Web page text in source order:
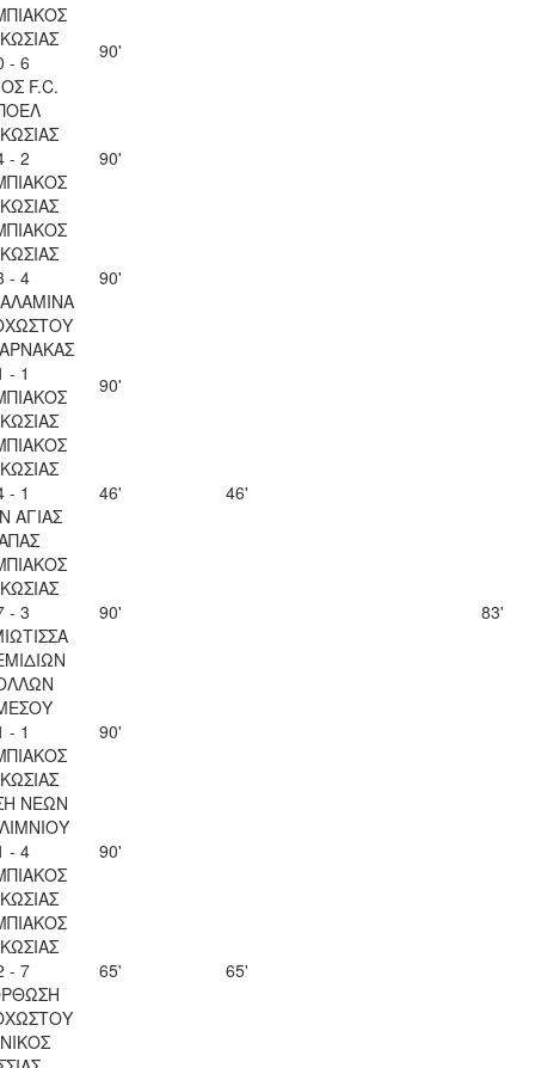
- 6
F.C.
90'
- 2
90'
- 4
90'
- 1
90'
- 1
ΑΓΙΑΣ
46' 46'
- 3
90' 83'
- 1
90'
ΝΕΩΝ
- 4
90'
- 7
65' 65'